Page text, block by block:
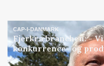
CAP-I-DANMARK
Fjerkræbranchen: -
konkurrence- og